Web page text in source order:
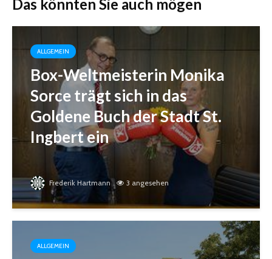
Das könnten Sie auch mögen
ALLGEMEIN
Box-Weltmeisterin Monika
Sorce trägt sich in das
Goldene Buch der Stadt St.
Ingbert ein
Frederik Hartmann 3 angesehen
ALLGEMEIN